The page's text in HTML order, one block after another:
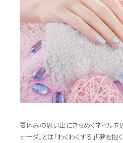
夏休みの思い出にきらめくネイルを
ナーダ」とは「わくわくする」「夢を